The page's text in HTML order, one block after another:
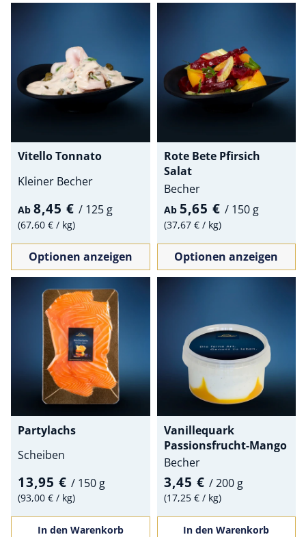
Vitello Tonnato
Kleiner Becher
Ab 8,45 € / 125 g
67,60 € / kg
Optionen anzeigen
Rote Bete Pfirsich
Salat
Becher
Ab 5,65 € / 150 g
37,67 € / kg
Optionen anzeigen
Partylachs
Scheiben
13,95 € / 150 g
93,00 € / kg
In den Warenkorb
Vanillequark
Passionsfrucht-Mango
Becher
3,45 € /200 g
17,25 € / kg
In den Warenkorb